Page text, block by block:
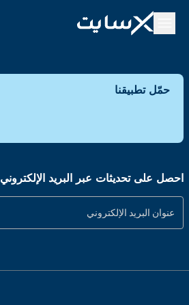
حمّل تطبيقنا
احصل على تحديثات عبر البريد الإلكتروني